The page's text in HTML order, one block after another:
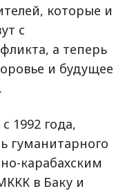
которые и
с
а теперь
и будущее
1992 года,
гуманитарного
карабахским
в Баку и